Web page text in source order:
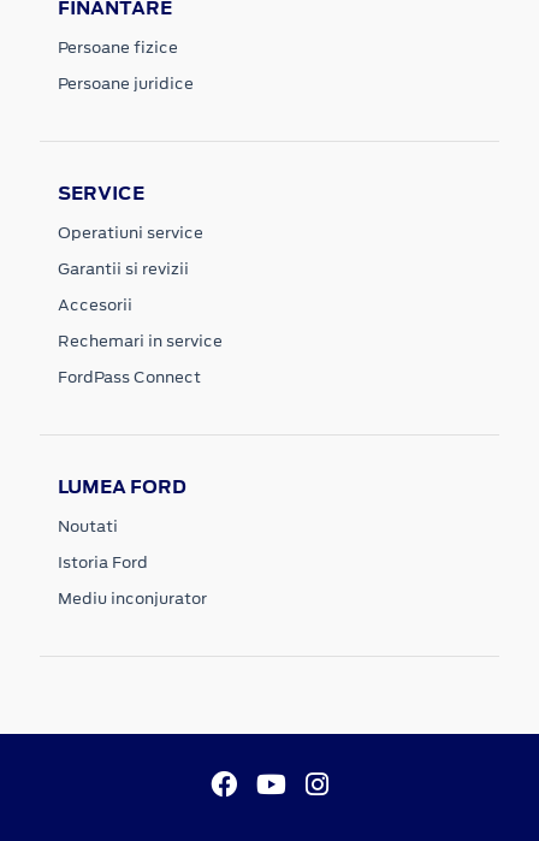
FINANTARE
Persoane fizice
Persoane juridice
SERVICE
Operatiuni service
Garantii si revizii
Accesorii
Rechemari in service
FordPass Connect
LUMEA FORD
Noutati
Istoria Ford
Mediu inconjurator